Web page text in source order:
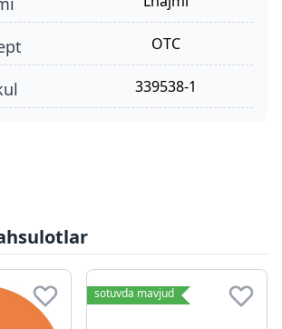
OTC
339538-1
sotuvda mavjud